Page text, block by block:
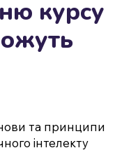
курсу
та принципи
інтелекту